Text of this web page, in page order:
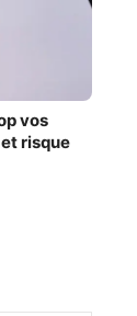
vos
risque